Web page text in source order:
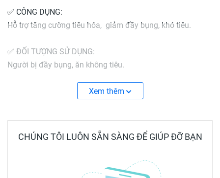
✅ CÔNG DỤNG:
Hỗ trợ tăng cường tiêu hóa, giảm đầy bụng, khó tiêu.
✅ ĐỐI TƯỢNG SỬ DỤNG:
Người bị đầy bụng, ăn không tiêu.
- Dùng 2-3 viên/ ngày sau bữa ăn hoặc khi thấy đầy bụng,
- Chú ý: không dùng cho phụ nữ có thai.
Xem thêm
CHÚNG TÔI LUÔN SẴN SÀNG ĐỂ GIÚP ĐỠ BẠN